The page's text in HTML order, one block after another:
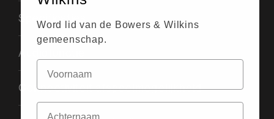
Specificaties
Audiofunctie
Connectiviteit afspeelmogelijkheid
Word lid van de Bowers & Wilkins
gemeenschap.